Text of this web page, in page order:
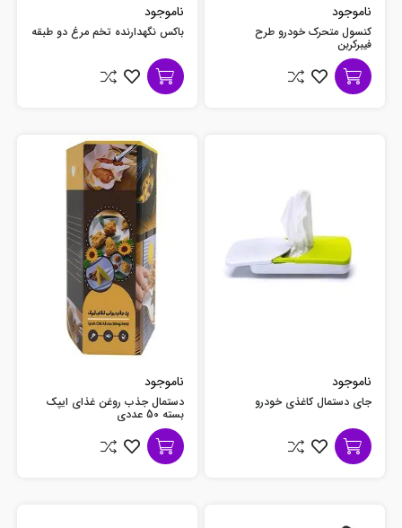
ناموجود
کنسول متحرک خودرو طرح
فیبرکربن
ناموجود
باکس نگهدارنده تخم مرغ دو طبقه
ناموجود
جای دستمال کاغذی خودرو
ناموجود
دستمال جذب روغن غذای ایپک
بسته 50 عددی